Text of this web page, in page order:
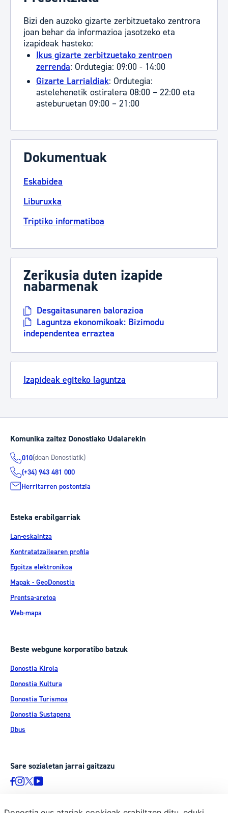
Bizi den auzoko gizarte zerbitzuetako zentrora
joan behar da informazioa jasotzeko eta
izapideak hasteko:
Ikus gizarte zerbitzuetako zentroen
zerrenda: Ordutegia: 09:00 - 14:00
Gizarte Larrialdiak: Ordutegia:
astelehenetik ostiralera 08:00 – 22:00 eta
asteburuetan 09:00 – 21:00
Dokumentuak
Eskabidea
Liburuxka
Triptiko informatiboa
Zerikusia duten izapide
nabarmenak
Desgaitasunaren balorazioa
Laguntza ekonomikoak: Bizimodu
independentea erraztea
Izapideak egiteko laguntza
Komunika zaitez Donostiako Udalarekin
010(doan Donostiatik)
(+34) 943 481 000
Herritarren postontzia
Esteka erabilgarriak
Lan-eskaintza
Kontratatzailearen profila
Egoitza elektronikoa
Mapak - GeoDonostia
Prentsa-aretoa
Web-mapa
Beste webgune korporatibo batzuk
Donostia Kirola
Donostia Kultura
Donostia Turismoa
Donostia Sustapena
Dbus
Sare sozialetan jarrai gaitzazu